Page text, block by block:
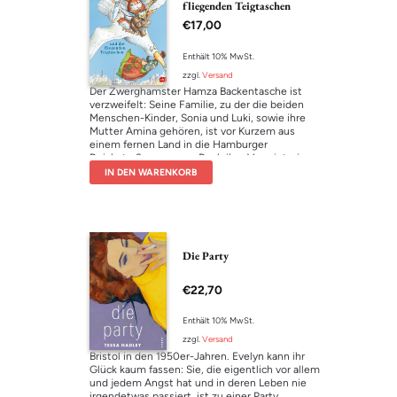
bankrott und die himmelstürmende Liebe ihres
Lebens tödlich verunglückt. Aber ein Teil von
Tanias Seele bleibt für immer zurück in den
Weiten Afrikas – und findet Trost in der
Erinnerung an ein Leben aus dem Stoff, aus
dem Romane sind.
Hier geht’s zurLeseprobe
fliegenden Teigtaschen
€17,00
Enthält 10% MwSt.
zzgl. Versand
Der Zwerghamster Hamza Backentasche ist
verzweifelt: Seine Familie, zu der die beiden
Menschen-Kinder, Sonia und Luki, sowie ihre
Mutter Amina gehören, ist vor Kurzem aus
einem fernen Land in die Hamburger
Deichstraße gezogen. Doch ihre Vermieterin
mag keine Haustiere, und als sie Hamza
entdeckt, kündigt sie ihnen die Wohnung …
Frage: Hier können nur die Muskeltiere helfen,
brauchen aber auch eine ordentliche Portion
Glück! Picandous Begeisterung für ausgefallene
Briefmarken spielt dabei eine Rolle, auch ein
Junge, dessen Vater Koch beim
Bundespräsidenten ist, sowie der
Bundespräsident selbst, der in Berlin ein
Schloss hat. Deshalb müssen die Muskeltiere
und die Kinder nach Berlin reisen, zusammen
mit den fliegenden Teigtaschen …
Hier geht’s zurLeseprobe
IN DEN WARENKORB
Die Party
€22,70
Enthält 10% MwSt.
zzgl. Versand
Bristol in den 1950er-Jahren. Evelyn kann ihr
Glück kaum fassen: Sie, die eigentlich vor allem
und jedem Angst hat und in deren Leben nie